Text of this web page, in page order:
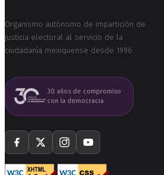
Organismo autónomo de impartición de
justicia electoral al servicio de la
ciudadanía mexiquense desde 1996.
30 años de compromiso
con la democracia